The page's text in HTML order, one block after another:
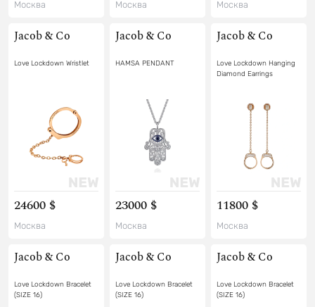
Москва Москва Москва
Jacob & Co
Love Lockdown Wristlet
24600 $
Москва
Jacob & Co
HAMSA PENDANT
23000 $
Москва
Jacob & Co
Love Lockdown Hanging
Diamond Earrings
11800 $
Москва
Jacob & Co
Love Lockdown Bracelet
(SIZE 16)
Jacob & Co
Love Lockdown Bracelet
(SIZE 16)
Jacob & Co
Love Lockdown Bracelet
(SIZE 16)